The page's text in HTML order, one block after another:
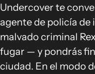
Undercover te
agente de policía
malvado criminal
fugar — y pondrás
ciudad. En el modo